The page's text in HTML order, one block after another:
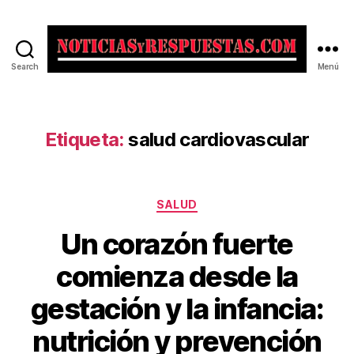
Search Menú
Etiqueta: salud cardiovascular
Categorías
SALUD
Un corazón fuerte
comienza desde la
gestación y la infancia:
nutrición y prevención